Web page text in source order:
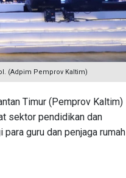
(Adpim Pemprov Kaltim)
Timur (Pemprov Kaltim)
sektor pendidikan dan
guru dan penjaga rumah